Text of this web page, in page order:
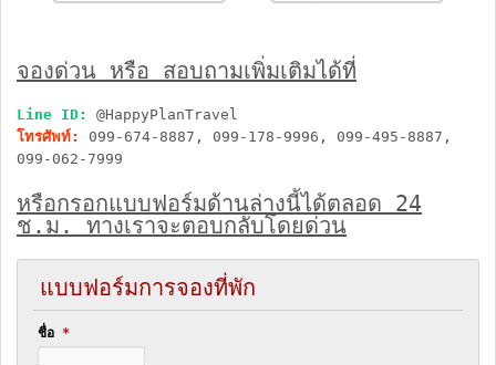
จองด่วน หรือ สอบถามเพิ่มเติมได้ที่
Line ID:
@HappyPlanTravel
โทรศัพท์:
099-674-8887, 099-178-9996, 099-495-8887,
099-062-7999
หรือกรอกแบบฟอร์มด้านล่างนี้ได้ตลอด 24
ช.ม. ทางเราจะตอบกลับโดยด่วน
แบบฟอร์มการจองที่พัก
ชื่อ *